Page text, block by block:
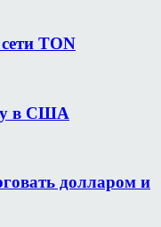
TON
в США
долларом и